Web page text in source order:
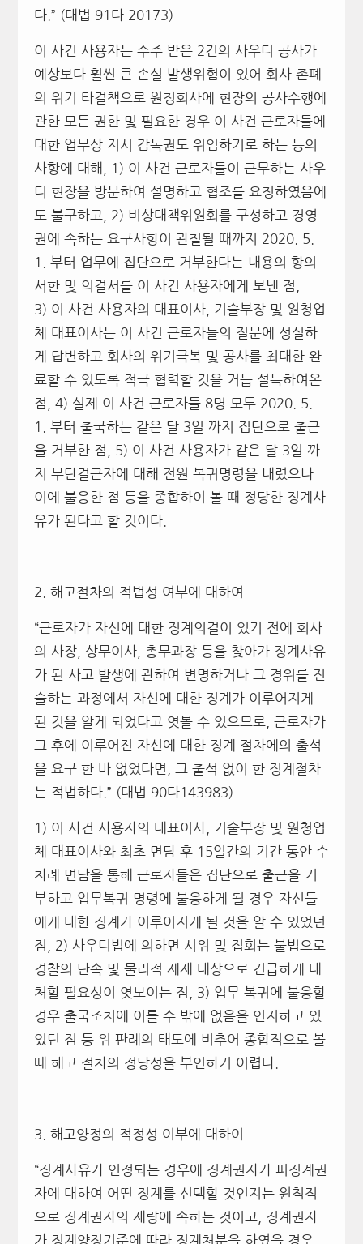
다.” (대법 91다 20173)
이 사건 사용자는 수주 받은 2건의 사우디 공사가
예상보다 훨씬 큰 손실 발생위험이 있어 회사 존폐
의 위기 타결책으로 원청회사에 현장의 공사수행에
관한 모든 권한 및 필요한 경우 이 사건 근로자들에
대한 업무상 지시 감독권도 위임하기로 하는 등의
사항에 대해, 1) 이 사건 근로자들이 근무하는 사우
디 현장을 방문하여 설명하고 협조를 요청하였음에
도 불구하고, 2) 비상대책위원회를 구성하고 경영
권에 속하는 요구사항이 관철될 때까지 2020. 5.
1. 부터 업무에 집단으로 거부한다는 내용의 항의
서한 및 의결서를 이 사건 사용자에게 보낸 점,
3) 이 사건 사용자의 대표이사, 기술부장 및 원청업
체 대표이사는 이 사건 근로자들의 질문에 성실하
게 답변하고 회사의 위기극복 및 공사를 최대한 완
료할 수 있도록 적극 협력할 것을 거듭 설득하여온
점, 4) 실제 이 사건 근로자들 8명 모두 2020. 5.
1. 부터 출국하는 같은 달 3일 까지 집단으로 출근
을 거부한 점, 5) 이 사건 사용자가 같은 달 3일 까
지 무단결근자에 대해 전원 복귀명령을 내렸으나
이에 불응한 점 등을 종합하여 볼 때 정당한 징계사
유가 된다고 할 것이다.
2. 해고절차의 적법성 여부에 대하여
“근로자가 자신에 대한 징계의결이 있기 전에 회사
의 사장, 상무이사, 총무과장 등을 찾아가 징계사유
가 된 사고 발생에 관하여 변명하거나 그 경위를 진
술하는 과정에서 자신에 대한 징계가 이루어지게
된 것을 알게 되었다고 엿볼 수 있으므로, 근로자가
그 후에 이루어진 자신에 대한 징계 절차에의 출석
을 요구 한 바 없었다면, 그 출석 없이 한 징계절차
는 적법하다.” (대법 90다143983)
1) 이 사건 사용자의 대표이사, 기술부장 및 원청업
체 대표이사와 최초 면담 후 15일간의 기간 동안 수
차례 면담을 통해 근로자들은 집단으로 출근을 거
부하고 업무복귀 명령에 불응하게 될 경우 자신들
에게 대한 징계가 이루어지게 될 것을 알 수 있었던
점, 2) 사우디법에 의하면 시위 및 집회는 불법으로
경찰의 단속 및 물리적 제재 대상으로 긴급하게 대
처할 필요성이 엿보이는 점, 3) 업무 복귀에 불응할
경우 출국조치에 이를 수 밖에 없음을 인지하고 있
었던 점 등 위 판례의 태도에 비추어 종합적으로 볼
때 해고 절차의 정당성을 부인하기 어렵다.
3. 해고양정의 적정성 여부에 대하여
“징계사유가 인정되는 경우에 징계권자가 피징계권
자에 대하여 어떤 징계를 선택할 것인지는 원칙적
으로 징계권자의 재량에 속하는 것이고, 징계권자
가 징계양정기준에 따라 징계처분을 하였을 경우